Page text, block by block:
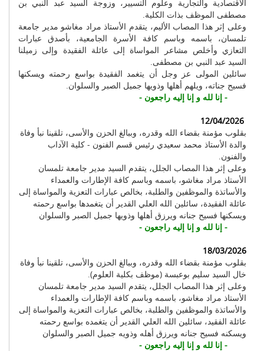
الاقتصادية والتجارية وعلوم التسيير، وزوجة السيد عبد النبي بن
مصطفى الموظف بذات الكلية.
وعلى إثر هذا المصاب الأليم، يتقدم الأستاذ مراد مغاشو مدير جامعة
تلمسان، باسمه وباسم كافة الأسرة الجامعية، بأصدق عبارات
التعازي وأخلص مشاعر المواساة إلى عائلة الفقيدة وإلى زميلنا
السيد عبد النبي بن مصطفى.
سائلين المولى عز وجل أن يتغمد الفقيدة بواسع رحمته ويسكنها
فسيح جناته، ويلهم أهلها وذويها جميل الصبر والسلوان.
- إنا لله و إنا إليه راجعون -
12/04/2026
بقلوب مؤمنة بقضاء الله وقدره، وببالغ الحزن والأسى، تلقينا نبأ وفاة
والدة الأستاذ محمد سعيدي رئيس قسم الفنون - كلية الآداب
والفنون.
وعلى إثر هذا المصاب الجلل، يتقدم السيد مدير جامعة تلمسان
الأستاذ مراد مغاشو، باسمه وباسم كافة الإطارات والعمداء
والأساتذة والموظفين والطلبة، بخالص عبارات التعزية والمواساة إلى
عائلة الفقيدة، سائلين الله العلي القدير أن يتغمدها بواسع رحمته
ويسكنها فسيح جنانه ويرزق أهلها وذويها جميل الصبر والسلوان
- إنا لله و إنا إليه راجعون -
18/03/2026
بقلوب مؤمنة بقضاء الله وقدره، وببالغ الحزن والأسى، تلقينا نبأ وفاة
خال السيد سليم بوعبسة (موظف بكلية العلوم).
وعلى إثر هذا المصاب الجلل، يتقدم السيد مدير جامعة تلمسان
الأستاذ مراد مغاشو، باسمه وباسم كافة الإطارات والعمداء
والأساتذة والموظفين والطلبة، بخالص عبارات التعزية والمواساة إلى
عائلة الفقيد، سائلين الله العلي القدير أن يتغمده بواسع رحمته
ويسكنه فسيح جنانه ويرزق أهله وذويه جميل الصبر والسلوان
- إنا لله و إنا إليه راجعون -